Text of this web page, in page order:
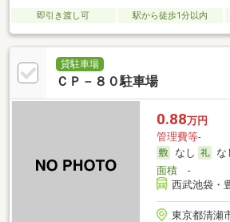
即引き渡し可 駅から徒歩1分以内
貸駐車場
ＣＰ－８０駐車場
0.88万円
管理費等-
なし
な
面積-
西武池袋・
東京都清瀬